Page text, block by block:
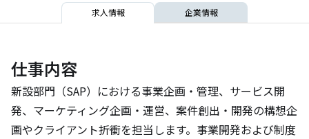
求人情報 企業情報
仕事内容
新設部門（SAP）における事業企画・管理、サービス開
発、マーケティング企画・運営、案件創出・開発の構想企
画やクライアント折衝を担当します。事業開発および制度